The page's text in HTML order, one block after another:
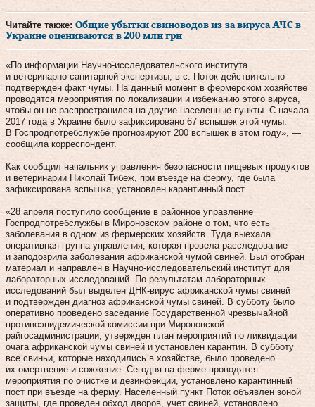
Читайте также: Общие убытки свиноводов из-за вируса АЧС в
Украине оцениваются в 200 млн грн
«По информации Научно-исследовательского института
и ветеринарно-санитарной экспертизы, в с. Поток действительно
подтвержден факт чумы. На данный момент в фермерском хозяйстве
проводятся мероприятия по локализации и избежанию этого вируса,
чтобы он не распространился на другие населенные пункты. С начала
2017 года в Украине было зафиксировано 67 вспышек этой чумы.
В Госпродпотребслужбе прогнозируют 200 вспышек в этом году», —
сообщила корреспондент.
Как сообщил начальник управления безопасности пищевых продуктов
и ветеринарии Николай Тибеж, при въезде на ферму, где была
зафиксирована вспышка, установлен карантинный пост.
«28 апреля поступило сообщение в районное управление
Госпродпотребслужбы в Мироновском районе о том, что есть
заболевания в одном из фермерских хозяйств. Туда выехала
оперативная группа управления, которая провела расследование
и заподозрила заболевания африканской чумой свиней. Был отобран
материал и направлен в Научно-исследовательский институт для
лабораторных исследований. По результатам лабораторных
исследований был выделен ДНК-вирус африканской чумы свиней
и подтвержден диагноз африканской чумы свиней. В субботу было
оперативно проведено заседание Государственной чрезвычайной
противоэпидемической комиссии при Мироновской
райгосадминистрации, утвержден план мероприятий по ликвидации
очага африканской чумы свиней и установлен карантин. В субботу
все свиньи, которые находились в хозяйстве, было проведено
их омертвение и сожжение. Сегодня на ферме проводятся
мероприятия по очистке и дезинфекции, установлено карантинный
пост при въезде на ферму. Населенный пункт Поток объявлен зоной
защиты, где проведен обход дворов, учет свиней, установлено